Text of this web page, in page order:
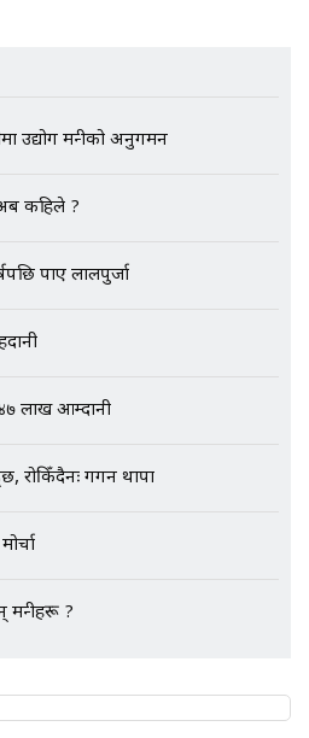
! || VISIT VISA SCAM
|| Everest Hospital
उद्योग मन्त्रीको अनुगमन
कहिले ?
पाए लालपुर्जा
लाख आम्दानी
रोकिँदैनः गगन थापा
?